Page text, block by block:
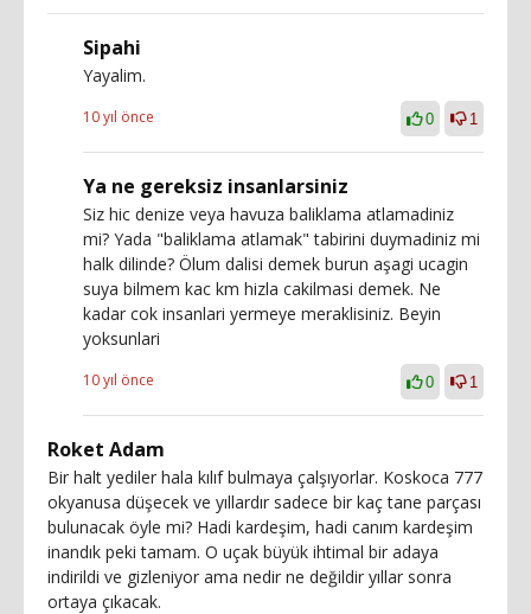
Sipahi
Yayalim.
10 yıl önce 0 1
Ya ne gereksiz insanlarsiniz
Siz hic denize veya havuza baliklama atlamadiniz
mi? Yada "baliklama atlamak" tabirini duymadiniz mi
halk dilinde? Ölum dalisi demek burun aşagi ucagin
suya bilmem kac km hizla cakilmasi demek. Ne
kadar cok insanlari yermeye meraklisiniz. Beyin
yoksunlari
10 yıl önce 0 1
Roket Adam
Bir halt yediler hala kılıf bulmaya çalşıyorlar. Koskoca 777
okyanusa düşecek ve yıllardır sadece bir kaç tane parçası
bulunacak öyle mi? Hadi kardeşim, hadi canım kardeşim
inandık peki tamam. O uçak büyük ihtimal bir adaya
indirildi ve gizleniyor ama nedir ne değildir yıllar sonra
ortaya çıkacak.